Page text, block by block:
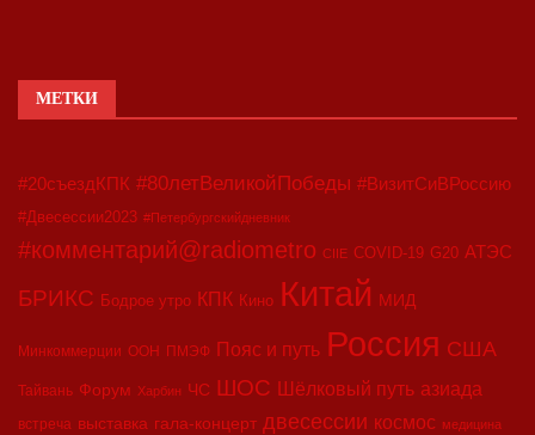
МЕТКИ
#20съездКПК #80летВеликойПобеды #ВизитСиВРоссию
#Двесессии2023 #Петербургскийдневник
#комментарий@radiometro CIIE COVID-19 G20 АТЭС
БРИКС Бодрое утро КПК Кино Китай МИД
Минкоммерции ООН ПМЭФ Пояс и путь Россия США
Тайвань Форум Харбин ЧС ШОС Шёлковый путь азиада
встреча выставка гала-концерт двесессии космос медицина